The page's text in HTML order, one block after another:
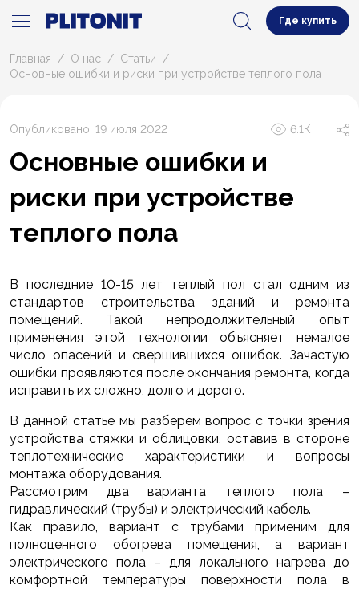
Где купить
Главная О нас
Статьи
Основные ошибки и риски при устройстве теплого пола
Опубликовано: 19 июля 2022 6.1К
Основные ошибки и
риски при устройстве
теплого пола
В последние 10-15 лет теплый пол стал одним из
стандартов строительства зданий и ремонта
помещений. Такой непродолжительный опыт
применения этой технологии объясняет немалое
число опасений и свершившихся ошибок. Зачастую
ошибки проявляются после окончания ремонта, когда
исправить их сложно, долго и дорого.
В данной статье мы разберем вопрос с точки зрения
устройства стяжки и облицовки, оставив в стороне
теплотехнические характеристики и вопросы
монтажа оборудования.
Рассмотрим два варианта теплого пола –
гидравлический (трубы) и электрический кабель.
Как правило, вариант с трубами применим для
полноценного обогрева помещения, а вариант
электрического пола – для локального нагрева до
комфортной температуры поверхности пола в